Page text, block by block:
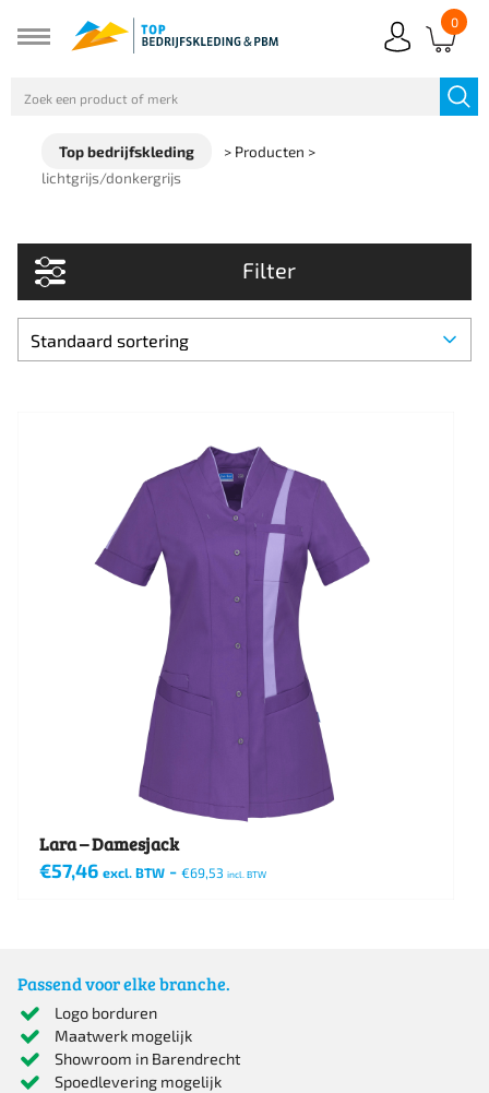
0
Top bedrijfskleding > Producten >
lichtgrijs/donkergrijs
Filter
Lara – Damesjack
€57,46 excl. BTW - €69,53 incl. BTW
meerdere
variaties.
Deze
Passend voor elke branche.
Logo borduren
Maatwerk mogelijk
Showroom in Barendrecht
Spoedlevering mogelijk